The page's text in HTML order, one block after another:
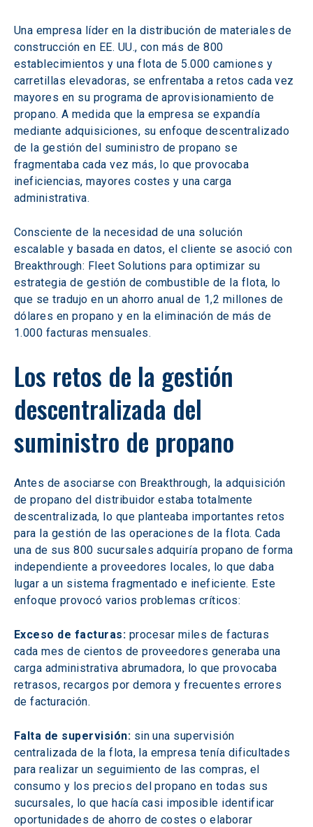
Una empresa líder en la distribución de materiales de
construcción en EE. UU., con más de 800
establecimientos y una flota de 5.000 camiones y
carretillas elevadoras, se enfrentaba a retos cada vez
mayores en su programa de aprovisionamiento de
propano. A medida que la empresa se expandía
mediante adquisiciones, su enfoque descentralizado
de la gestión del suministro de propano se
fragmentaba cada vez más, lo que provocaba
ineficiencias, mayores costes y una carga
administrativa.
Consciente de la necesidad de una solución
escalable y basada en datos, el cliente se asoció con
Breakthrough: Fleet Solutions para optimizar su
estrategia de gestión de combustible de la flota, lo
que se tradujo en un ahorro anual de 1,2 millones de
dólares en propano y en la eliminación de más de
1.000 facturas mensuales.
Los retos de la gestión
descentralizada del
suministro de propano
Antes de asociarse con Breakthrough, la adquisición
de propano del distribuidor estaba totalmente
descentralizada, lo que planteaba importantes retos
para la gestión de las operaciones de la flota. Cada
una de sus 800 sucursales adquiría propano de forma
independiente a proveedores locales, lo que daba
lugar a un sistema fragmentado e ineficiente. Este
enfoque provocó varios problemas críticos:
Exceso de facturas: procesar miles de facturas
cada mes de cientos de proveedores generaba una
carga administrativa abrumadora, lo que provocaba
retrasos, recargos por demora y frecuentes errores
de facturación.
Falta de supervisión: sin una supervisión
centralizada de la flota, la empresa tenía dificultades
para realizar un seguimiento de las compras, el
consumo y los precios del propano en todas sus
sucursales, lo que hacía casi imposible identificar
oportunidades de ahorro de costes o elaborar